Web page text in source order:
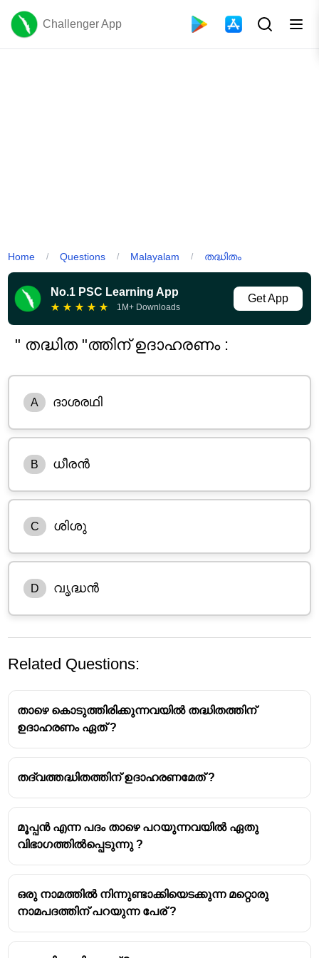
Challenger App
Home / Questions / Malayalam / തദ്ധിതം
No.1 PSC Learning App
★ ★ ★ ★ ★ 1M+ Downloads
Get App
" തദ്ധിത "ത്തിന് ഉദാഹരണം :
A ദാശരഥി
B ധീരൻ
C ശിശു
D വൃദ്ധൻ
നാമങ്ങളില്‍ നിന്നോ വിശേഷണങ്ങളില്‍ നിന്നോ
ഉൽഭവിക്കുന്ന
നാമത്തെ തദ്ധിതനാമങ്ങള്‍ എന്നുപറയുന്നു.
തദ്ധിതങ്ങള്‍ നാലു വിധമുണ്ട്.
1. തന്മാത്രതദ്ധിതം
2.നാമനിര്‍മ്മായിതദ്ധിതം
3. പൂരണി തദ്ധിതം
Related Questions:
താഴെ കൊടുത്തിരിക്കുന്നവയിൽ തദ്ധിതത്തിന്
ഉദാഹരണം ഏത് ?
തദ്വത്തദ്ധിതത്തിന് ഉദാഹരണമേത് ?
മൂപ്പൻ എന്ന പദം താഴെ പറയുന്നവയിൽ ഏതു
വിഭാഗത്തിൽപ്പെടുന്നു ?
ഒരു നാമത്തിൽ നിന്നുണ്ടാക്കിയെടക്കുന്ന മറ്റൊരു
നാമപദത്തിന് പറയുന്ന പേര് ?